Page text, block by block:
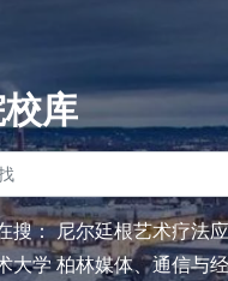
库
搜： 尼尔廷根艺术疗法
大学 柏林媒体、通信与